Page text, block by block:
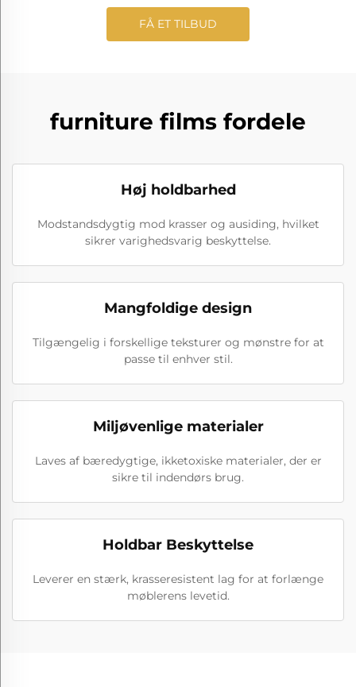
FÅ ET TILBUD
furniture films fordele
Høj holdbarhed
Modstandsdygtig mod krasser og ausiding, hvilket
sikrer varighedsvarig beskyttelse.
Mangfoldige design
Tilgængelig i forskellige teksturer og mønstre for at
passe til enhver stil.
Miljøvenlige materialer
Laves af bæredygtige, ikketoxiske materialer, der er
sikre til indendørs brug.
Holdbar Beskyttelse
Leverer en stærk, krasseresistent lag for at forlænge
møblerens levetid.